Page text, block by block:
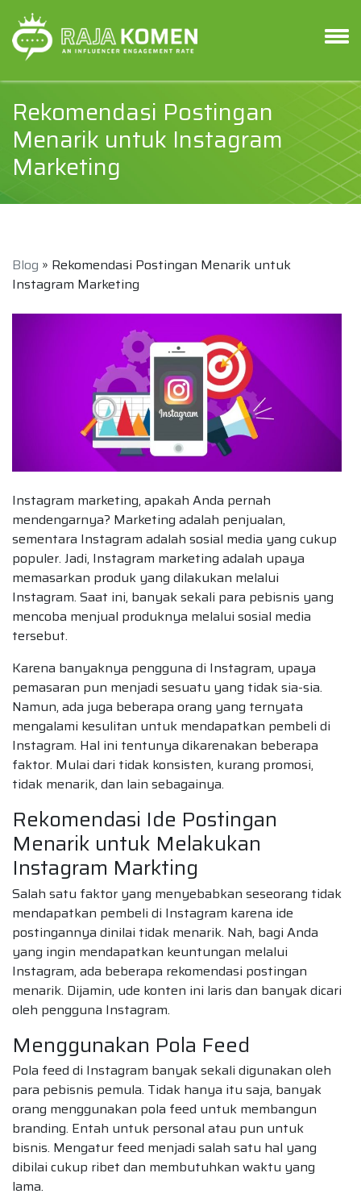
Rekomendasi Postingan
Menarik untuk Instagram
Marketing
Blog » Rekomendasi Postingan Menarik untuk
Instagram Marketing
Instagram marketing, apakah Anda pernah
mendengarnya? Marketing adalah penjualan,
sementara Instagram adalah sosial media yang cukup
populer. Jadi, Instagram marketing adalah upaya
memasarkan produk yang dilakukan melalui
Instagram. Saat ini, banyak sekali para pebisnis yang
mencoba menjual produknya melalui sosial media
tersebut.
Karena banyaknya pengguna di Instagram, upaya
pemasaran pun menjadi sesuatu yang tidak sia-sia.
Namun, ada juga beberapa orang yang ternyata
mengalami kesulitan untuk mendapatkan pembeli di
Instagram. Hal ini tentunya dikarenakan beberapa
faktor. Mulai dari tidak konsisten, kurang promosi,
tidak menarik, dan lain sebagainya.
Rekomendasi Ide Postingan
Menarik untuk Melakukan
Instagram Markting
Salah satu faktor yang menyebabkan seseorang tidak
mendapatkan pembeli di Instagram karena ide
postingannya dinilai tidak menarik. Nah, bagi Anda
yang ingin mendapatkan keuntungan melalui
Instagram, ada beberapa rekomendasi postingan
menarik. Dijamin, ude konten ini laris dan banyak dicari
oleh pengguna Instagram.
Menggunakan Pola Feed
Pola feed di Instagram banyak sekali digunakan oleh
para pebisnis pemula. Tidak hanya itu saja, banyak
orang menggunakan pola feed untuk membangun
branding. Entah untuk personal atau pun untuk
bisnis. Mengatur feed menjadi salah satu hal yang
dibilai cukup ribet dan membutuhkan waktu yang
lama.